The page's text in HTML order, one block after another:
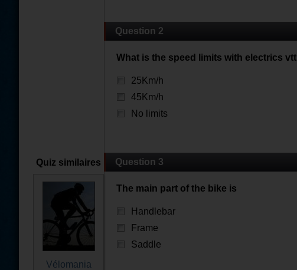
Quiz similaires
Vélomania
Question 2
What is the speed limits with electrics vtt
25Km/h
45Km/h
No limits
Question 3
The main part of the bike is
Handlebar
Frame
Saddle